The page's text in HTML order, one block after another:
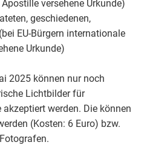
versehene Urkunde)
geschiedenen,
EU-Bürgern internationale
Urkunde)
2025 können nur noch
Lichtbilder für
werden. Die können
(Kosten: 6 Euro) bzw.